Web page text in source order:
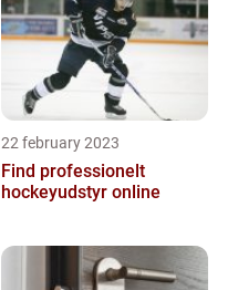
22 february 2023
Find professionelt
hockeyudstyr online